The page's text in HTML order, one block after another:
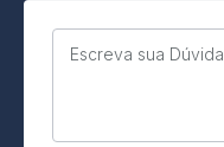
Escreva sua Dúvida